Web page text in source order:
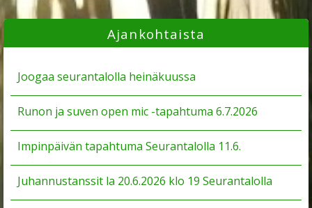
Ajankohtaista
Joogaa seurantalolla heinäkuussa
Runon ja suven open mic -tapahtuma 6.7.2026
Impinpäivän tapahtuma Seurantalolla 11.6.
Juhannustanssit la 20.6.2026 klo 19 Seurantalolla